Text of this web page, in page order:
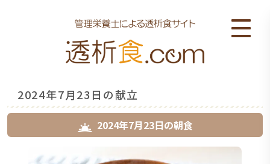
2024年7月23日の献立
2024年7月23日の朝食